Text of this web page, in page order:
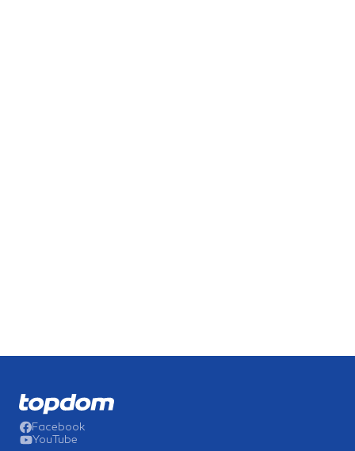
Facebook
YouTube